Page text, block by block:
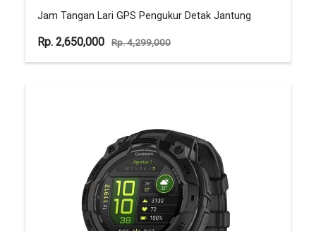
Jam Tangan Lari GPS Pengukur Detak Jantung
Rp. 2,650,000 Rp.4,299,000